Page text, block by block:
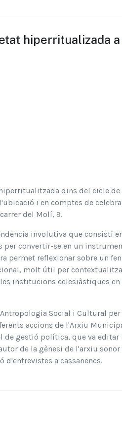
hiperritualizada
dins del cicle de
i en comptes de
del Molí, 9.
involutiva que consistí
convertir-se en un
permet reflexionar sobre un
molt útil per
institucions eclesiàstiques en
Social i Cultural
accions de l'Arxiu
de gestió política, que va
de la gènesi de l'arxiu
d'entrevistes a cassanencs.